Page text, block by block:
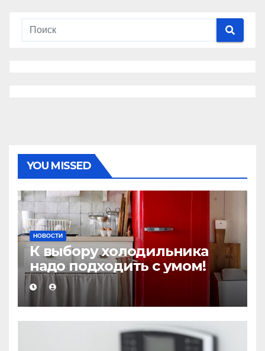
YOU MISSED
НОВОСТИ
К выбору холодильника
надо подходить с умом!